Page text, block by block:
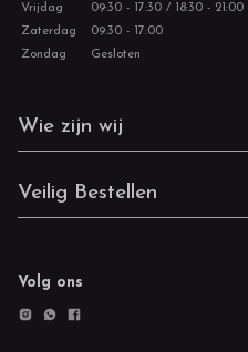
Vrijdag
09:30 - 17:30 / 18:30 - 21:00
Zaterdag
09:30 - 17:00
Zondag
Gesloten
Wie zijn wij
Veilig Bestellen
Volg ons